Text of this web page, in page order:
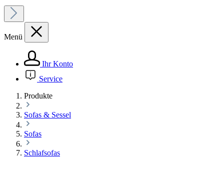
Menü
Ihr Konto
Service
Produkte
Sofas & Sessel
Sofas
Schlafsofas